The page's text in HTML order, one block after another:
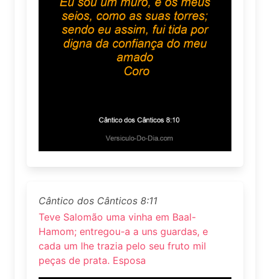
Cântico dos Cânticos 8:11
Teve Salomão uma vinha em Baal-
Hamom; entregou-a a uns guardas, e
cada um lhe trazia pelo seu fruto mil
peças de prata. Esposa